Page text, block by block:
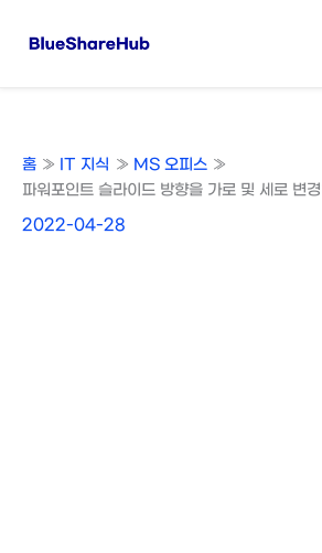
홈 IT 지식
MS 오피스
파워포인트 슬라이드 방향을 가로 및 세로 변
2022-04-28